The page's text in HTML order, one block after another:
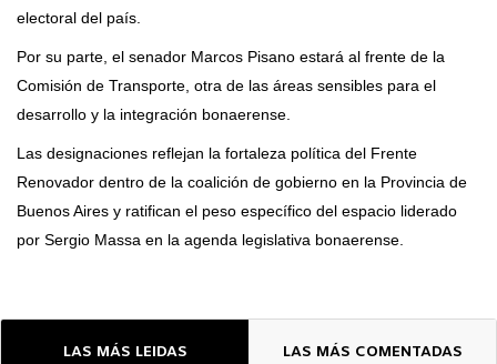
electoral del país.
Por su parte, el senador Marcos Pisano estará al frente de la
Comisión de Transporte, otra de las áreas sensibles para el
desarrollo y la integración bonaerense.
Las designaciones reflejan la fortaleza política del Frente
Renovador dentro de la coalición de gobierno en la Provincia de
Buenos Aires y ratifican el peso específico del espacio liderado
por Sergio Massa en la agenda legislativa bonaerense.
LAS MÁS LEIDAS LAS MÁS COMENTADAS